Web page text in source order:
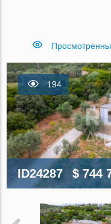
194
ID24287 $ 744